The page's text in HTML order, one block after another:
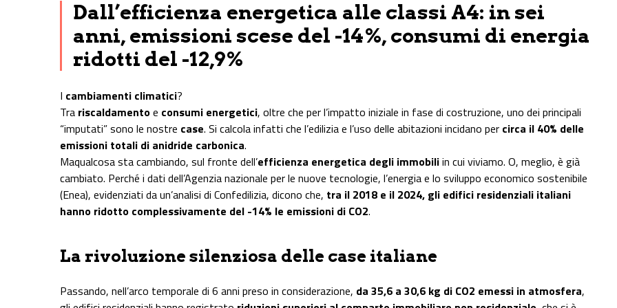
Dall’efficienza energetica alle classi A4: in sei
anni, emissioni scese del -14%, consumi di energia
ridotti del -12,9%
I cambiamenti climatici?
Tra riscaldamentoe consumi energetici, oltre che per l’impatto iniziale in fase di costruzione, uno dei principali
“imputati” sono le nostre case. Si calcola infatti che l’edilizia e l’uso delle abitazioni incidano per circa il 40% delle
emissioni totali di anidride carbonica.
Maqualcosa sta cambiando, sul fronte dell’efficienza energetica degli immobiliin cui viviamo. O, meglio, è già
cambiato. Perché i dati dell’Agenzia nazionale per le nuove tecnologie, l’energia e lo sviluppo economico sostenibile
(Enea), evidenziati da un’analisi di Confedilizia, dicono che, tra il 2018 e il 2024, gli edifici residenziali italiani
hanno ridotto complessivamente del -14% le emissioni di CO2.
La rivoluzione silenziosa delle case italiane
Passando, nell’arco temporale di 6 anni preso in considerazione, da 35,6 a 30,6 kg di CO2 emessi in atmosfera,